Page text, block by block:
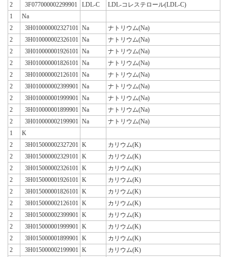
2
3F077000002299901 LDL-C
LDL-コレステロール(LDL-C)
1
Na
2
3H010000002327101 Na
ナトリウム(Na)
2
3H010000002326101 Na
ナトリウム(Na)
2
3H010000001926101 Na
ナトリウム(Na)
2
3H010000001826101 Na
ナトリウム(Na)
2
3H010000002126101 Na
ナトリウム(Na)
2
3H010000002399901 Na
ナトリウム(Na)
2
3H010000001999901 Na
ナトリウム(Na)
2
3H010000001899901 Na
ナトリウム(Na)
2
3H010000002199901 Na
ナトリウム(Na)
1
K
2
3H015000002327201 K
カリウム(K)
2
3H015000002329101 K
カリウム(K)
2
3H015000002326101 K
カリウム(K)
2
3H015000001926101 K
カリウム(K)
2
3H015000001826101 K
カリウム(K)
2
3H015000002126101 K
カリウム(K)
2
3H015000002399901 K
カリウム(K)
2
3H015000001999901 K
カリウム(K)
2
3H015000001899901 K
カリウム(K)
2
3H015000002199901 K
カリウム(K)